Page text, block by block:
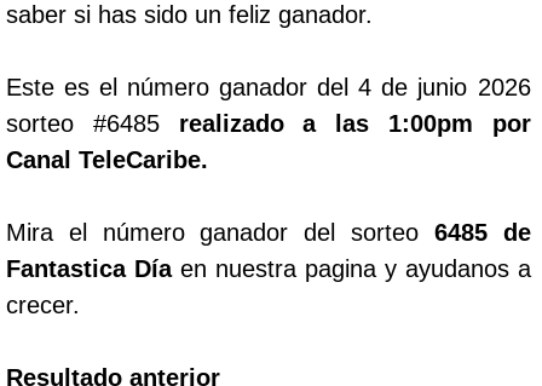
saber si has sido un feliz ganador.
Este es el número ganador del 4 de junio 2026
sorteo #6485 realizado a las 1:00pm por
Canal TeleCaribe.
Mira el número ganador del sorteo 6485 de
Fantastica Díaen nuestra pagina y ayudanos a
crecer.
Resultado anterior